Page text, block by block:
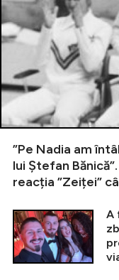
”Pe Nadia am
lui Ștefan
reacția ”Zeiței”
A